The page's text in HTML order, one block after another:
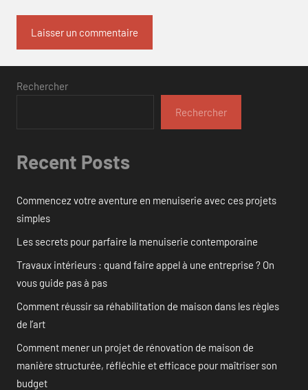
Rechercher
Rechercher
Recent Posts
Commencez votre aventure en menuiserie avec ces projets
simples
Les secrets pour parfaire la menuiserie contemporaine
Travaux intérieurs : quand faire appel à une entreprise ? On
vous guide pas à pas
Comment réussir sa réhabilitation de maison dans les règles
de l’art
Comment mener un projet de rénovation de maison de
manière structurée, réfléchie et efficace pour maîtriser son
budget